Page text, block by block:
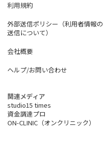
利用規約
外部送信ポリシー（利用者情報の
送信について）
会社概要
ヘルプ/お問い合わせ
関連メディア
studio15 times
資金調達プロ
ON-CLINIC（オンクリニック）